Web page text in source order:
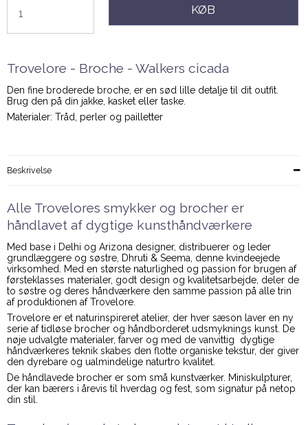
KØB
Trovelore - Broche - Walkers cicada
Den fine broderede broche, er en sød lille detalje til dit outfit.
Brug den på din jakke, kasket eller taske.
Materialer: Tråd, perler og pailletter
Beskrivelse
Alle Trovelores smykker og brocher er
håndlavet af dygtige kunsthåndværkere
Med base i Delhi og Arizona designer, distribuerer og leder
grundlæggere og søstre, Dhruti & Seema, denne kvindeejede
virksomhed. Med en største naturlighed og passion for brugen af
førsteklasses materialer, godt design og kvalitetsarbejde, deler de
to søstre og deres håndværkere den samme passion på alle trin
af produktionen af Trovelore.
Trovelore er et naturinspireret atelier, der hver sæson laver en ny
serie af tidløse brocher og håndborderet udsmyknings kunst. De
nøje udvalgte materialer, farver og med de vanvittig dygtige
håndværkeres teknik skabes den flotte organiske tekstur, der giver
den dyrebare og ualmindelige naturtro kvalitet.
De håndlavede brocher er som små kunstværker. Miniskulpturer,
der kan bærers i årevis til hverdag og fest, som signatur på netop
din stil.